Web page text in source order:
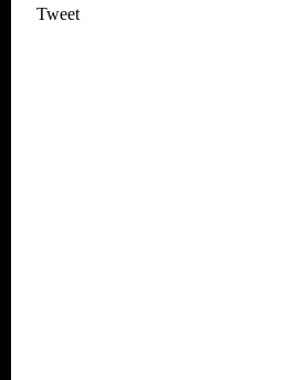
Tweet